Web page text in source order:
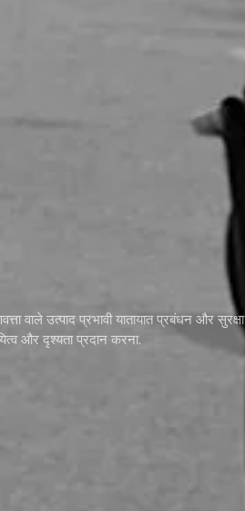
वाले उत्पाद प्रभावी यातायात प्रबंधन और सुरक्षा
और दृश्यता प्रदान करना.